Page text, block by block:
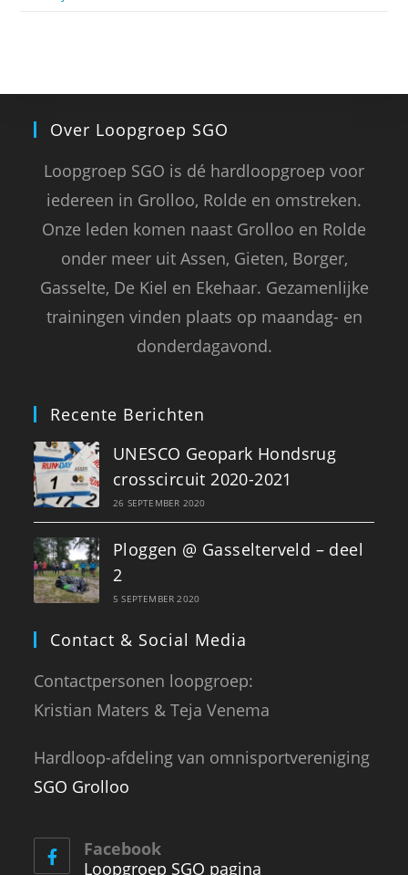
Over Loopgroep SGO
Loopgroep SGO is dé hardloopgroep voor
iedereen in Grolloo, Rolde en omstreken.
Onze leden komen naast Grolloo en Rolde
onder meer uit Assen, Gieten, Borger,
Gasselte, De Kiel en Ekehaar. Gezamenlijke
trainingen vinden plaats op maandag- en
donderdagavond.
Recente Berichten
UNESCO Geopark Hondsrug
crosscircuit 2020-2021
26 SEPTEMBER 2020
Ploggen @ Gasselterveld – deel
2
5 SEPTEMBER 2020
Contact & Social Media
Contactpersonen loopgroep:
Kristian Maters & Teja Venema
Hardloop-afdeling van omnisportvereniging
SGO Grolloo
Facebook
Loopgroep SGO pagina